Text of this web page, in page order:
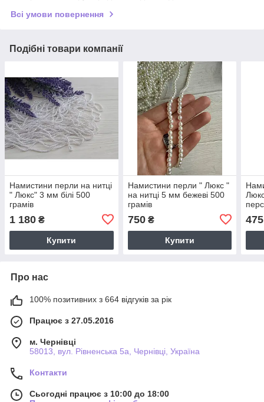
Всі умови повернення
Подібні товари компанії
Намистини перли на нитці
" Люкс" 3 мм білі 500
грамів
1 180 ₴
Купити
Намистини перли " Люкс "
на нитці 5 мм бежеві 500
грамів
750₴
Купити
475
Про нас
100% позитивних з 664 відгуків за рік
Працює з 27.05.2016
м. Чернівці
58013, вул. Рівненська 5а, Чернівці, Україна
Контакти
Сьогодні працює з 10:00 до 18:00